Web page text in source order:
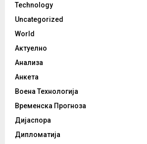
Technology
Uncategorized
World
Актуелно
Анализа
Анкета
Воена Технологија
Временска Прогноза
Дијаспора
Дипломатија